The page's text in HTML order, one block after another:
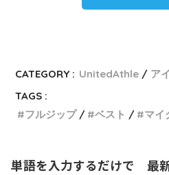
CATEGORY : UnitedAthle ア
TAGS :
フルジップ
ベスト マイ
単語を入力するだけで　最